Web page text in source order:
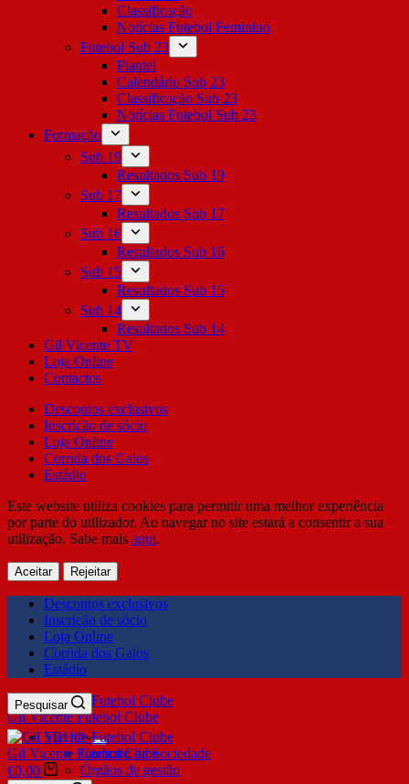
Classificação
Notícias Futebol Feminino
Futebol Sub 23
Plantel
Calendário Sub 23
Classificação Sub 23
Notícias Futebol Sub 23
Formação
Sub 19
Resultados Sub 19
Sub 17
Resultados Sub 17
Sub 16
Resultados Sub 16
Sub 15
Resultados Sub 15
Sub 14
Resultados Sub 14
Gil Vicente TV
Loja Online
Contactos
Descontos exclusivos
Inscrição de sócio
Loja Online
Corrida dos Galos
Estádio
Este website utiliza cookies para permitir uma melhor experiência
por parte do utilizador. Ao navegar no site estará a consentir a sua
utilização. Sabe mais aqui.
Aceitar Rejeitar
Descontos exclusivos
Inscrição de sócio
Loja Online
Corrida dos Galos
Estádio
Gil Vicente Futebol Clube
Pesquisar
SDUQ
Contrato de Sociedade
Órgãos de gestão
Gil Vicente Futebol Clube
€0,00